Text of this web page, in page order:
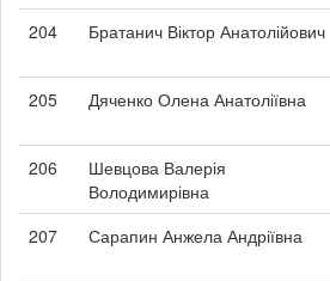
204
Братанич Віктор Анатолійович
205
Дяченко Олена Анатоліївна
206
Шевцова Валерія
Володимирівна
207
Сарапин Анжела Андріївна